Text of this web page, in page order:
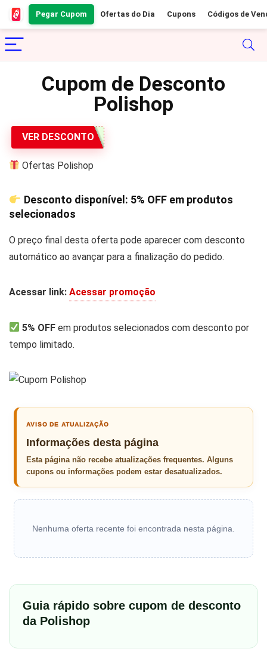
Pegar Cupom Ofertas do Dia Cupons Códigos de
Cupom de Desconto
Polishop
VER DESCONTO
Ofertas Polishop
Desconto disponível: 5% OFFem produtos
selecionados
O preço final desta oferta pode aparecer com desconto
automático ao avançar para a finalização do pedido.
Acessar link: Acessar promoção
5% OFF em produtos selecionados com desconto por
tempo limitado.
AVISO DE ATUALIZAÇÃO
Informações desta página
Esta página não recebe atualizações frequentes. Alguns
cupons ou informações podem estar desatualizados.
Nenhuma oferta recente foi encontrada nesta página.
Guia rápido sobre cupom de desconto
da Polishop